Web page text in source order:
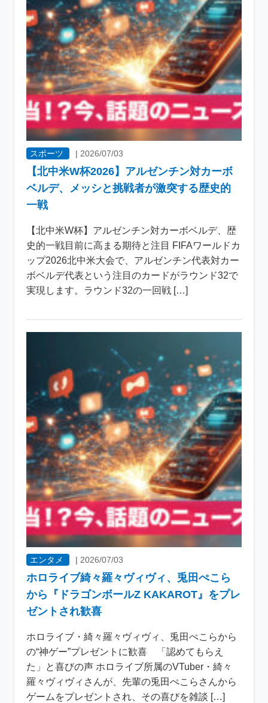
スポーツ | 2026/07/03
【北中米W杯2026】アルゼンチン対カーボ
ベルデ、メッシと挑戦者が激突する歴史的
一戦
【北中米W杯】アルゼンチン対カーボベルデ、歴
史的一戦目前に高まる期待と注目 FIFAワールドカ
ップ2026北中米大会で、アルゼンチン代表対カー
ボベルデ代表という注目のカードがラウンド32で
実現します。ラウンド32の一回戦 […]
エンタメ |2026/07/03
ホロライブ綺々羅々ヴィヴィ、兎田ぺこら
から『ドラゴンボールZ KAKAROT』をプレ
ゼントされ歓喜
ホロライブ・綺々羅々ヴィヴィ、兎田ぺこらから
の“神ゲー”プレゼントに歓喜 「認めてもらえ
た」と喜びの声 ホロライブ所属のVTuber・綺々
羅々ヴィヴィさんが、先輩の兎田ぺこらさんから
ゲームをプレゼントされ、その喜びを雑談 […]